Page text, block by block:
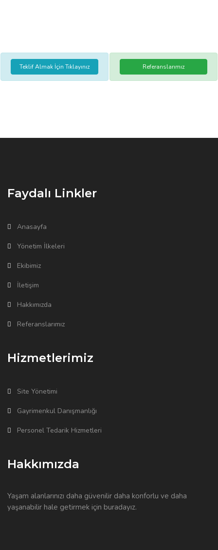
Teklif Almak İçin Tıklayınız Referanslarımız
Faydalı Linkler
Anasayfa
Yönetim İlkeleri
Ekibimiz
İletişim
Hakkımızda
Referanslarımız
Hizmetlerimiz
Site Yönetimi
Gayrimenkul Danışmanlığı
Personel Tedarik Hizmetleri
Hakkımızda
Yaşam alanlarınızı daha güvenilir daha konforlu ve daha
yaşanabilir hale getirmek için buradayız.